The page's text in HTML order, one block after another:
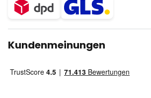
Kundenmeinungen